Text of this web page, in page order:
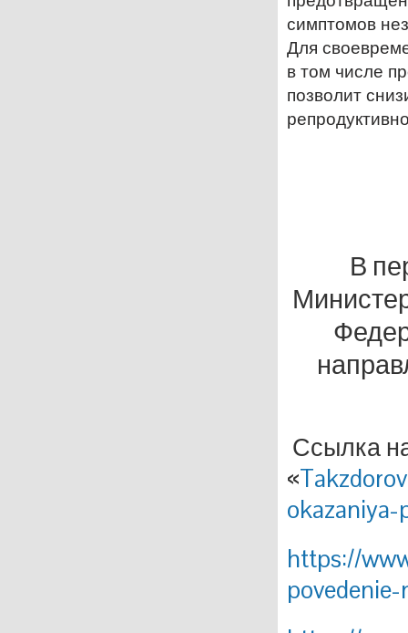
симптомов
Для
в том числе
позволит
В
Ссылка
«
https://